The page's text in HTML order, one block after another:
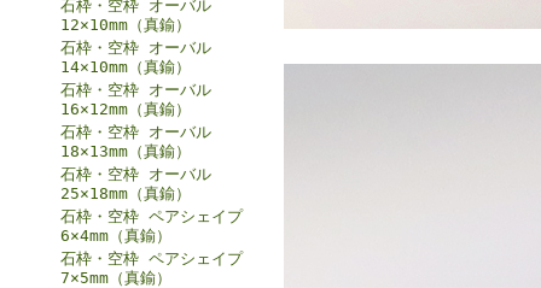
石枠・空枠 オーバル
12×10mm（真鍮）
石枠・空枠 オーバル
14×10mm（真鍮）
石枠・空枠 オーバル
16×12mm（真鍮）
石枠・空枠 オーバル
18×13mm（真鍮）
石枠・空枠 オーバル
25×18mm（真鍮）
石枠・空枠 ペアシェイプ
6×4mm（真鍮）
石枠・空枠 ペアシェイプ
7×5mm（真鍮）